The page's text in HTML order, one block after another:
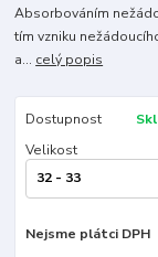
Absorbováním
tím vzniku
a... celý popis
Dostupnost
Velikost
Nejsme plátci DPH